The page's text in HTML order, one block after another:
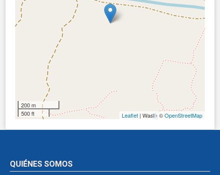
200 m
500 ft
Leaflet | Wasi - ©OpenStreetMap
QUIÉNES SOMOS